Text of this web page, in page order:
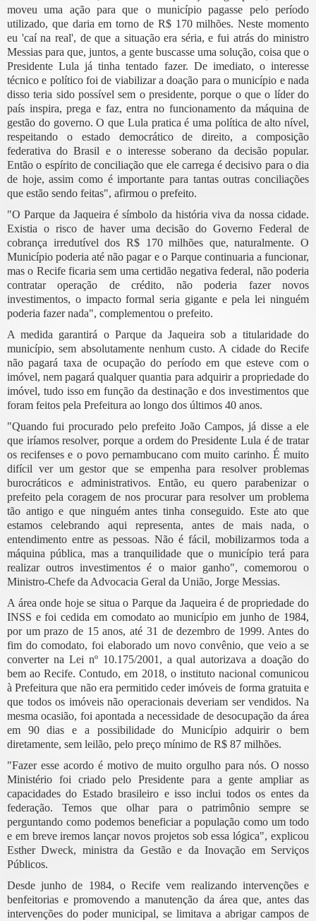
moveu uma ação para que o município pagasse pelo período
utilizado, que daria em torno de R$ 170 milhões. Neste momento
eu 'caí na real', de que a situação era séria, e fui atrás do ministro
Messias para que, juntos, a gente buscasse uma solução, coisa que o
Presidente Lula já tinha tentado fazer. De imediato, o interesse
técnico e político foi de viabilizar a doação para o município e nada
disso teria sido possível sem o presidente, porque o que o líder do
país inspira, prega e faz, entra no funcionamento da máquina de
gestão do governo. O que Lula pratica é uma política de alto nível,
respeitando o estado democrático de direito, a composição
federativa do Brasil e o interesse soberano da decisão popular.
Então o espírito de conciliação que ele carrega é decisivo para o dia
de hoje, assim como é importante para tantas outras conciliações
que estão sendo feitas", afirmou o prefeito.
"O Parque da Jaqueira é símbolo da história viva da nossa cidade.
Existia o risco de haver uma decisão do Governo Federal de
cobrança irredutível dos R$ 170 milhões que, naturalmente. O
Município poderia até não pagar e o Parque continuaria a funcionar,
mas o Recife ficaria sem uma certidão negativa federal, não poderia
contratar operação de crédito, não poderia fazer novos
investimentos, o impacto formal seria gigante e pela lei ninguém
poderia fazer nada", complementou o prefeito.
A medida garantirá o Parque da Jaqueira sob a titularidade do
município, sem absolutamente nenhum custo. A cidade do Recife
não pagará taxa de ocupação do período em que esteve com o
imóvel, nem pagará qualquer quantia para adquirir a propriedade do
imóvel, tudo isso em função da destinação e dos investimentos que
foram feitos pela Prefeitura ao longo dos últimos 40 anos.
"Quando fui procurado pelo prefeito João Campos, já disse a ele
que iríamos resolver, porque a ordem do Presidente Lula é de tratar
os recifenses e o povo pernambucano com muito carinho. É muito
difícil ver um gestor que se empenha para resolver problemas
burocráticos e administrativos. Então, eu quero parabenizar o
prefeito pela coragem de nos procurar para resolver um problema
tão antigo e que ninguém antes tinha conseguido. Este ato que
estamos celebrando aqui representa, antes de mais nada, o
entendimento entre as pessoas. Não é fácil, mobilizarmos toda a
máquina pública, mas a tranquilidade que o município terá para
realizar outros investimentos é o maior ganho", comemorou o
Ministro-Chefe da Advocacia Geral da União, Jorge Messias.
A área onde hoje se situa o Parque da Jaqueira é de propriedade do
INSS e foi cedida em comodato ao município em junho de 1984,
por um prazo de 15 anos, até 31 de dezembro de 1999. Antes do
fim do comodato, foi elaborado um novo convênio, que veio a se
converter na Lei nº 10.175/2001, a qual autorizava a doação do
bem ao Recife. Contudo, em 2018, o instituto nacional comunicou
à Prefeitura que não era permitido ceder imóveis de forma gratuita e
que todos os imóveis não operacionais deveriam ser vendidos. Na
mesma ocasião, foi apontada a necessidade de desocupação da área
em 90 dias e a possibilidade do Município adquirir o bem
diretamente, sem leilão, pelo preço mínimo de R$ 87 milhões.
"Fazer esse acordo é motivo de muito orgulho para nós. O nosso
Ministério foi criado pelo Presidente para a gente ampliar as
capacidades do Estado brasileiro e isso inclui todos os entes da
federação. Temos que olhar para o patrimônio sempre se
perguntando como podemos beneficiar a população como um todo
e em breve iremos lançar novos projetos sob essa lógica", explicou
Esther Dweck, ministra da Gestão e da Inovação em Serviços
Públicos.
Desde junho de 1984, o Recife vem realizando intervenções e
benfeitorias e promovendo a manutenção da área que, antes das
intervenções do poder municipal, se limitava a abrigar campos de